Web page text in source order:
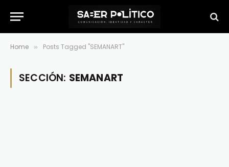
Home » Posts Tagged "SEMANART"
SECCIÓN: SEMANART